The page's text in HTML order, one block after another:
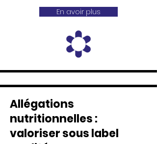
En avoir plus
Allégations
nutritionnelles :
valoriser sous label